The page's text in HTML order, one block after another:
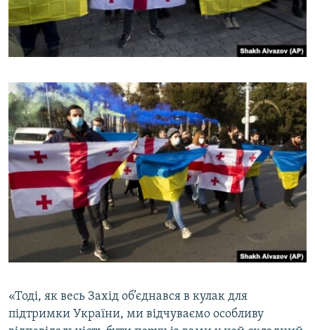
«Тоді, як весь Захід об’єднався в кулак для
підтримки України, ми відчуваємо особливу